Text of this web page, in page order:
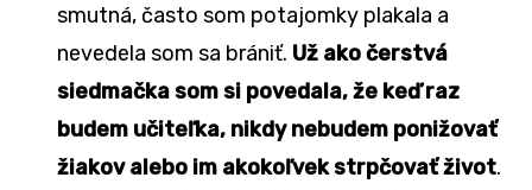
smutná, často som potajomky plakala a
nevedela som sa brániť. Už ako čerstvá
siedmačka som si povedala, že keď raz
budem učiteľka, nikdy nebudem ponižovať
žiakov alebo im akokoľvek strpčovať život.